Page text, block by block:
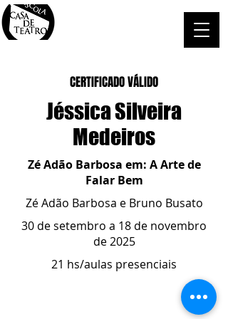
CERTIFICADO VÁLIDO
Jéssica Silveira
Medeiros
Zé Adão Barbosa em: A Arte de
Falar Bem
Zé Adão Barbosa e Bruno Busato
30 de setembro a 18 de novembro
de 2025
21 hs/aulas presenciais
ESCOLA CASA DE TEATRO